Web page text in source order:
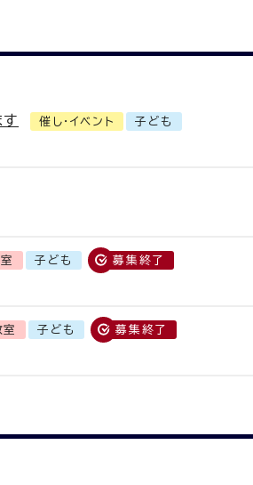
催し・イベント 子ども
子ども 募集終了
室 子ども 募集終了